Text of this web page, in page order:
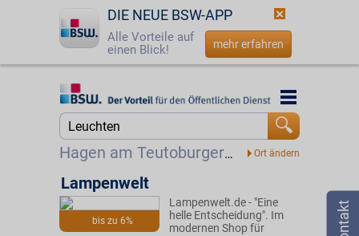
DIE NEUE BSW-APP
Alle Vorteile auf
einen Blick!
mehr erfahren
Startseite
☎ 0800 - 279 25 82
Hagen am Teutoburger Wald
Startseite
bis zu 6%
Lampenwelt
Lampenwelt.de - "Eine
helle Entscheidung". Im
modernen Shop für